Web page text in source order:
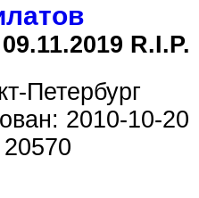
R.I.P.
Петербург
2010-10-20